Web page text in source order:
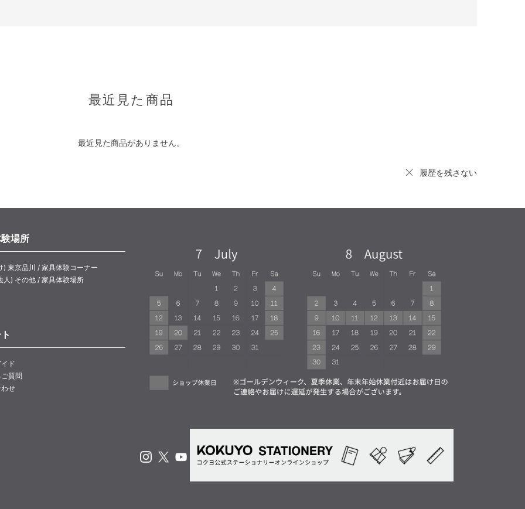
最近見た商品
最近見た商品がありません。
履歴を残さない
場所
) 東京品川 / 家具体験コーナー
人) その他 / 家具体験場所
ド
質問
せ
Instagram
X Youtube